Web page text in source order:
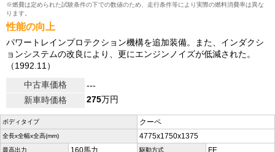
※燃費は定められた試験条件の下での数値のため、走行条件等により実際の燃料消費率は異な
ります。
性能の向上
パワートレインプロテクション機構を追加装備。また、インダクシ
ョンシステムの改良により、更にエンジンノイズが低減された。
（1992.11）
中古車価格
---
新車時価格
275万円
ボディタイプ クーペ
全長x全幅x全高(mm) 4775x1750x1375
最高出力 160馬力 駆動方式 FF